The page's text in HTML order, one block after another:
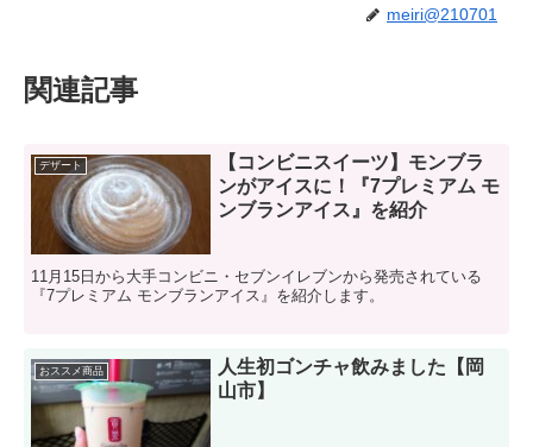
meiri@210701
関連記事
デザート
【コンビニスイーツ】モンブラ
ンがアイスに！『7プレミアム モ
ンブランアイス』を紹介
11月15日から大手コンビニ・セブンイレブンから発売されている
『7プレミアム モンブランアイス』を紹介します。
おススメ商品
人生初ゴンチャ飲みました【岡
山市】